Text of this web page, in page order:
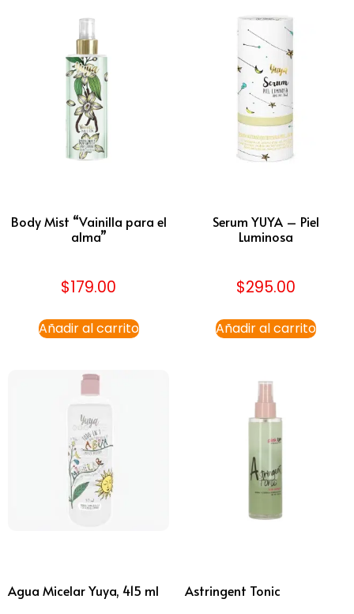
Body Mist “Vainilla para el
alma”
$179.00
Añadir al carrito
Serum YUYA – Piel
Luminosa
$295.00
Añadir al carrito
Agua Micelar Yuya, 415 ml Astringent Tonic